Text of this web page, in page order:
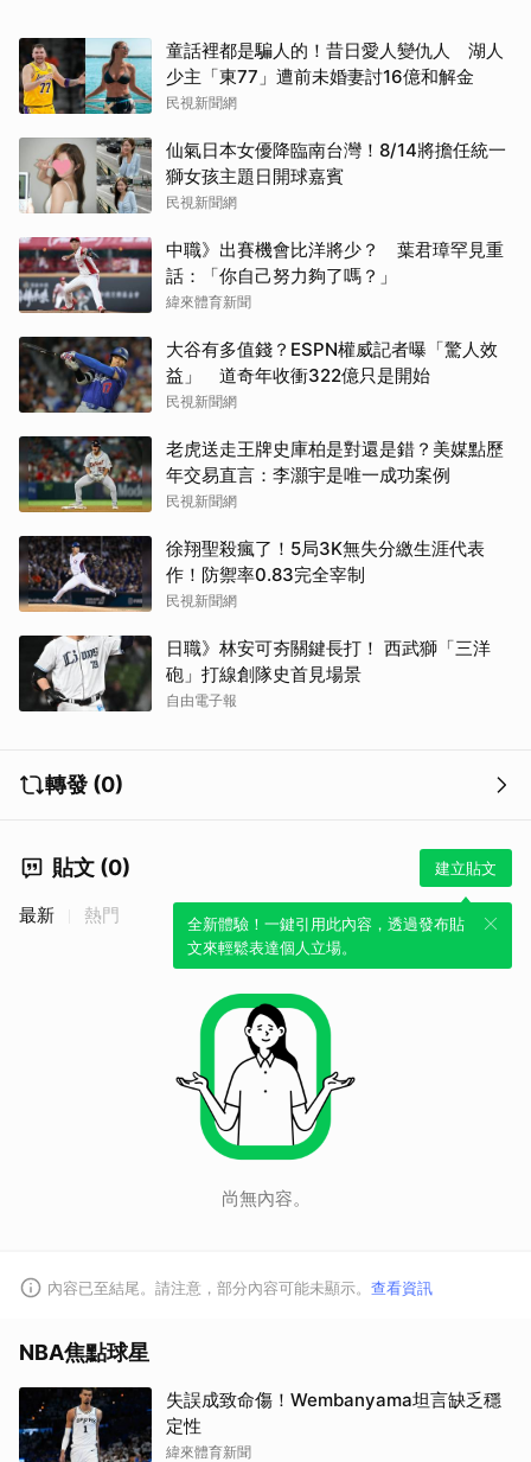
童話裡都是騙人的！昔日愛人變仇人 湖人
少主「東77」遭前未婚妻討16億和解金
民視新聞網
仙氣日本女優降臨南台灣！8/14將擔任統一
獅女孩主題日開球嘉賓
民視新聞網
中職》出賽機會比洋將少？ 葉君璋罕見重
話：「你自己努力夠了嗎？」
緯來體育新聞
大谷有多值錢？ESPN權威記者曝「驚人效
益」 道奇年收衝322億只是開始
民視新聞網
老虎送走王牌史庫柏是對還是錯？美媒點歷
年交易直言：李灝宇是唯一成功案例
民視新聞網
徐翔聖殺瘋了！5局3K無失分繳生涯代表
作！防禦率0.83完全宰制
民視新聞網
日職》林安可夯關鍵長打！ 西武獅「三洋
砲」打線創隊史首見場景
自由電子報
轉發 (0)
貼文 (0) 建立貼文
全新體驗！一鍵引用此內容，透過發布貼
文來輕鬆表達個人立場。
最新 熱門
尚無內容。
內容已至結尾。請注意，部分內容可能未顯示。 查看資訊
NBA焦點球星
失誤成致命傷！Wembanyama坦言缺乏穩
定性
緯來體育新聞
取消